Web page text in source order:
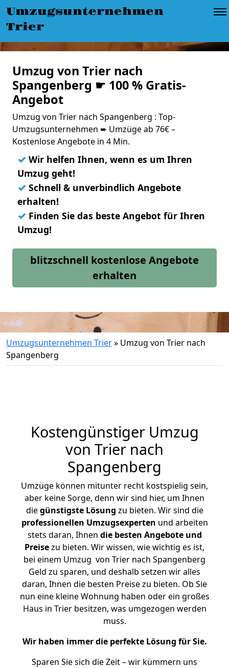
Umzugsunternehmen
Trier
Umzug von Trier nach
Spangenberg ☛ 100 % Gratis-
Angebot
Umzug von Trier nach Spangenberg : Top-
Umzugsunternehmen ➨ Umzüge ab 76€ –
Kostenlose Angebote in 4 Min.
✓ Wir helfen Ihnen, wenn es um Ihren
Umzug geht!
✓ Schnell & unverbindlich Angebote
erhalten!
✓ Finden Sie das beste Angebot für Ihren
Umzug!
blitzschnell kostenlose Angebote
erhalten
Umzugsunternehmen Trier» Umzug von Trier nach
Spangenberg
Kostengünstiger Umzug
von Trier nach
Spangenberg
Umzüge können mitunter recht kostspielig sein,
aber keine Sorge, denn wir sind hier, um Ihnen
diegünstigste Lösung zu bieten. Wir sind die
professionellen Umzugsexperten und arbeiten
stets daran, Ihnen die besten Angebote und
Preisezu bieten. Wir wissen, wie wichtig es ist,
bei einem Umzug von Trier nach Spangenberg
Geld zu sparen, und deshalb setzen wir alles
daran, Ihnen die besten Preise zu bieten. Ob Sie
nun eine kleine Wohnung haben oder ein großes
Haus in Trier besitzen, was umgezogen werden
muss.
Wir haben immer die perfekte Lösung für Sie.
Sparen Sie sich die Zeit – wir kümmern uns